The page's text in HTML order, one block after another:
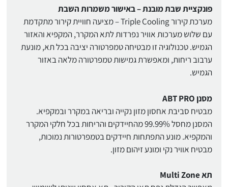
פונקציית שבת מובנת – באישור משמרות השבת
מערכת קירור Triple Cooling – מציעה חוויית קירור מתקדמת
עם שלוש מערכות אוויר נפרדות לתא המקרר, המקפיא והאזור
הגמיש. טכנולוגיה זו מבטיחה טמפרטורה יציבה בכל תא, מונעת
ערבוב ריחות, ומאפשרת גמישות טמפרטורה מלאה באזור
הגמיש.
מסנן ABT PRO
מבטיח סביבת אחסון מזון נקייה ובריאה במקרר ובמקפיא.
המסנן מחסל 99.99% מהחיידקים והריחות בכל חלקי המקרר
והמקפיא. מונע התפתחות חיידקים בטמפרטורות נמוכות,
מבטיח אוויר נקי ומונע זיהום מזון.
תא Multi Zone